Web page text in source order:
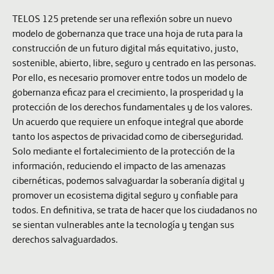
TELOS 125 pretende ser una reflexión sobre un nuevo
modelo de gobernanza que trace una hoja de ruta para la
construcción de un futuro digital más equitativo, justo,
sostenible, abierto, libre, seguro y centrado en las personas.
Por ello, es necesario promover entre todos un modelo de
gobernanza eficaz para el crecimiento, la prosperidad y la
protección de los derechos fundamentales y de los valores.
Un acuerdo que requiere un enfoque integral que aborde
tanto los aspectos de privacidad como de ciberseguridad.
Solo mediante el fortalecimiento de la protección de la
información, reduciendo el impacto de las amenazas
cibernéticas, podemos salvaguardar la soberanía digital y
promover un ecosistema digital seguro y confiable para
todos. En definitiva, se trata de hacer que los ciudadanos no
se sientan vulnerables ante la tecnología y tengan sus
derechos salvaguardados.